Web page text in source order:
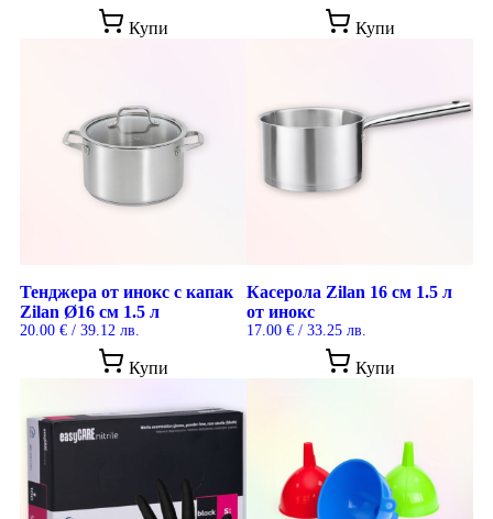
Купи Купи
Тенджера от инокс с капак
Zilan Ø16 см 1.5 л
20.00 € / 39.12 лв.
Купи
Касерола Zilan 16 см 1.5 л
от инокс
17.00 € / 33.25 лв.
Купи